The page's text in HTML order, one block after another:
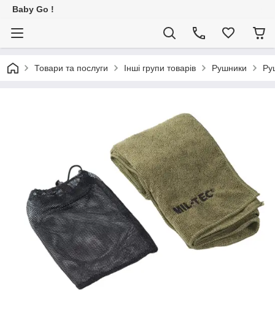
Baby Go !
Товари та послуги Інші групи товарів Рушники